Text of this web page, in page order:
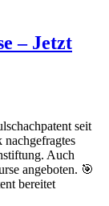
– Jetzt
seit
nachgefragtes
Auch
angeboten. 🎯
bereitet